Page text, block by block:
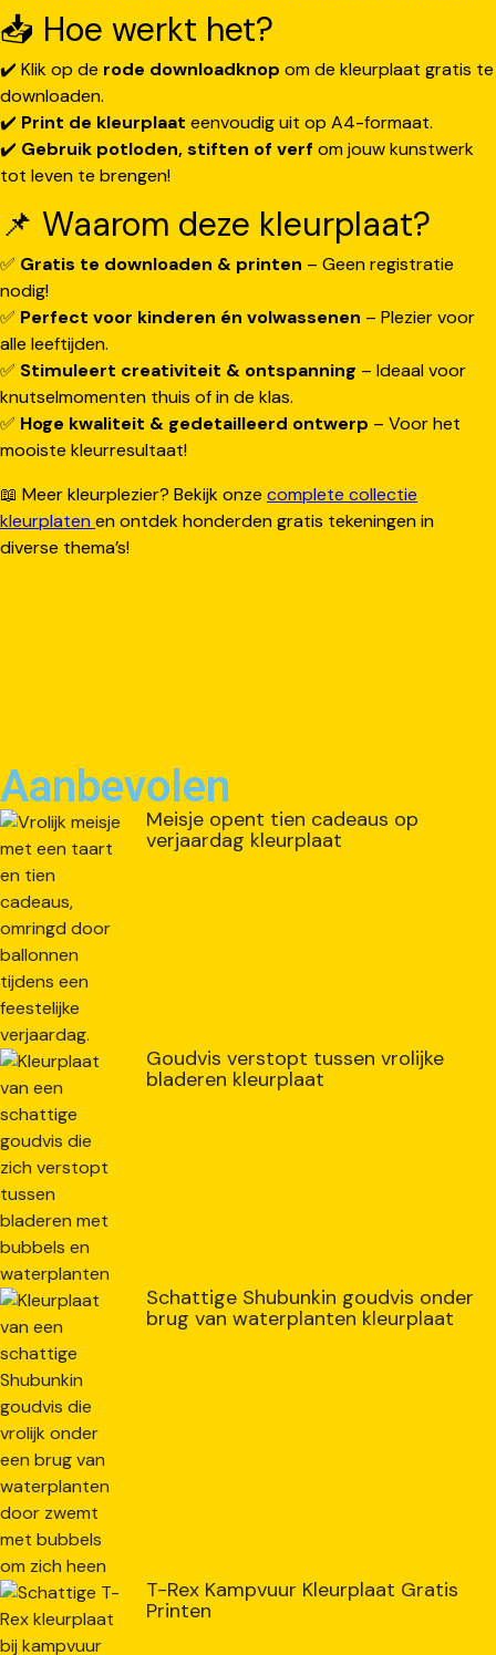
📥 Hoe werkt het?
✔️ Klik op de rode downloadknop om de kleurplaat gratis te
downloaden.
✔️ Print de kleurplaat eenvoudig uit op A4-formaat.
✔️ Gebruik potloden, stiften of verf om jouw kunstwerk
tot leven te brengen!
📌 Waarom deze kleurplaat?
✅ Gratis te downloaden & printen – Geen registratie
nodig!
✅ Perfect voor kinderen én volwassenen – Plezier voor
alle leeftijden.
✅ Stimuleert creativiteit & ontspanning – Ideaal voor
knutselmomenten thuis of in de klas.
✅ Hoge kwaliteit & gedetailleerd ontwerp – Voor het
mooiste kleurresultaat!
📖 Meer kleurplezier? Bekijk onze complete collectie
kleurplatenen ontdek honderden gratis tekeningen in
diverse thema’s!
Aanbevolen
Meisje opent tien cadeaus op
verjaardag kleurplaat
Goudvis verstopt tussen vrolijke
bladeren kleurplaat
Schattige Shubunkin goudvis onder
brug van waterplanten kleurplaat
T-Rex Kampvuur Kleurplaat Gratis
Printen